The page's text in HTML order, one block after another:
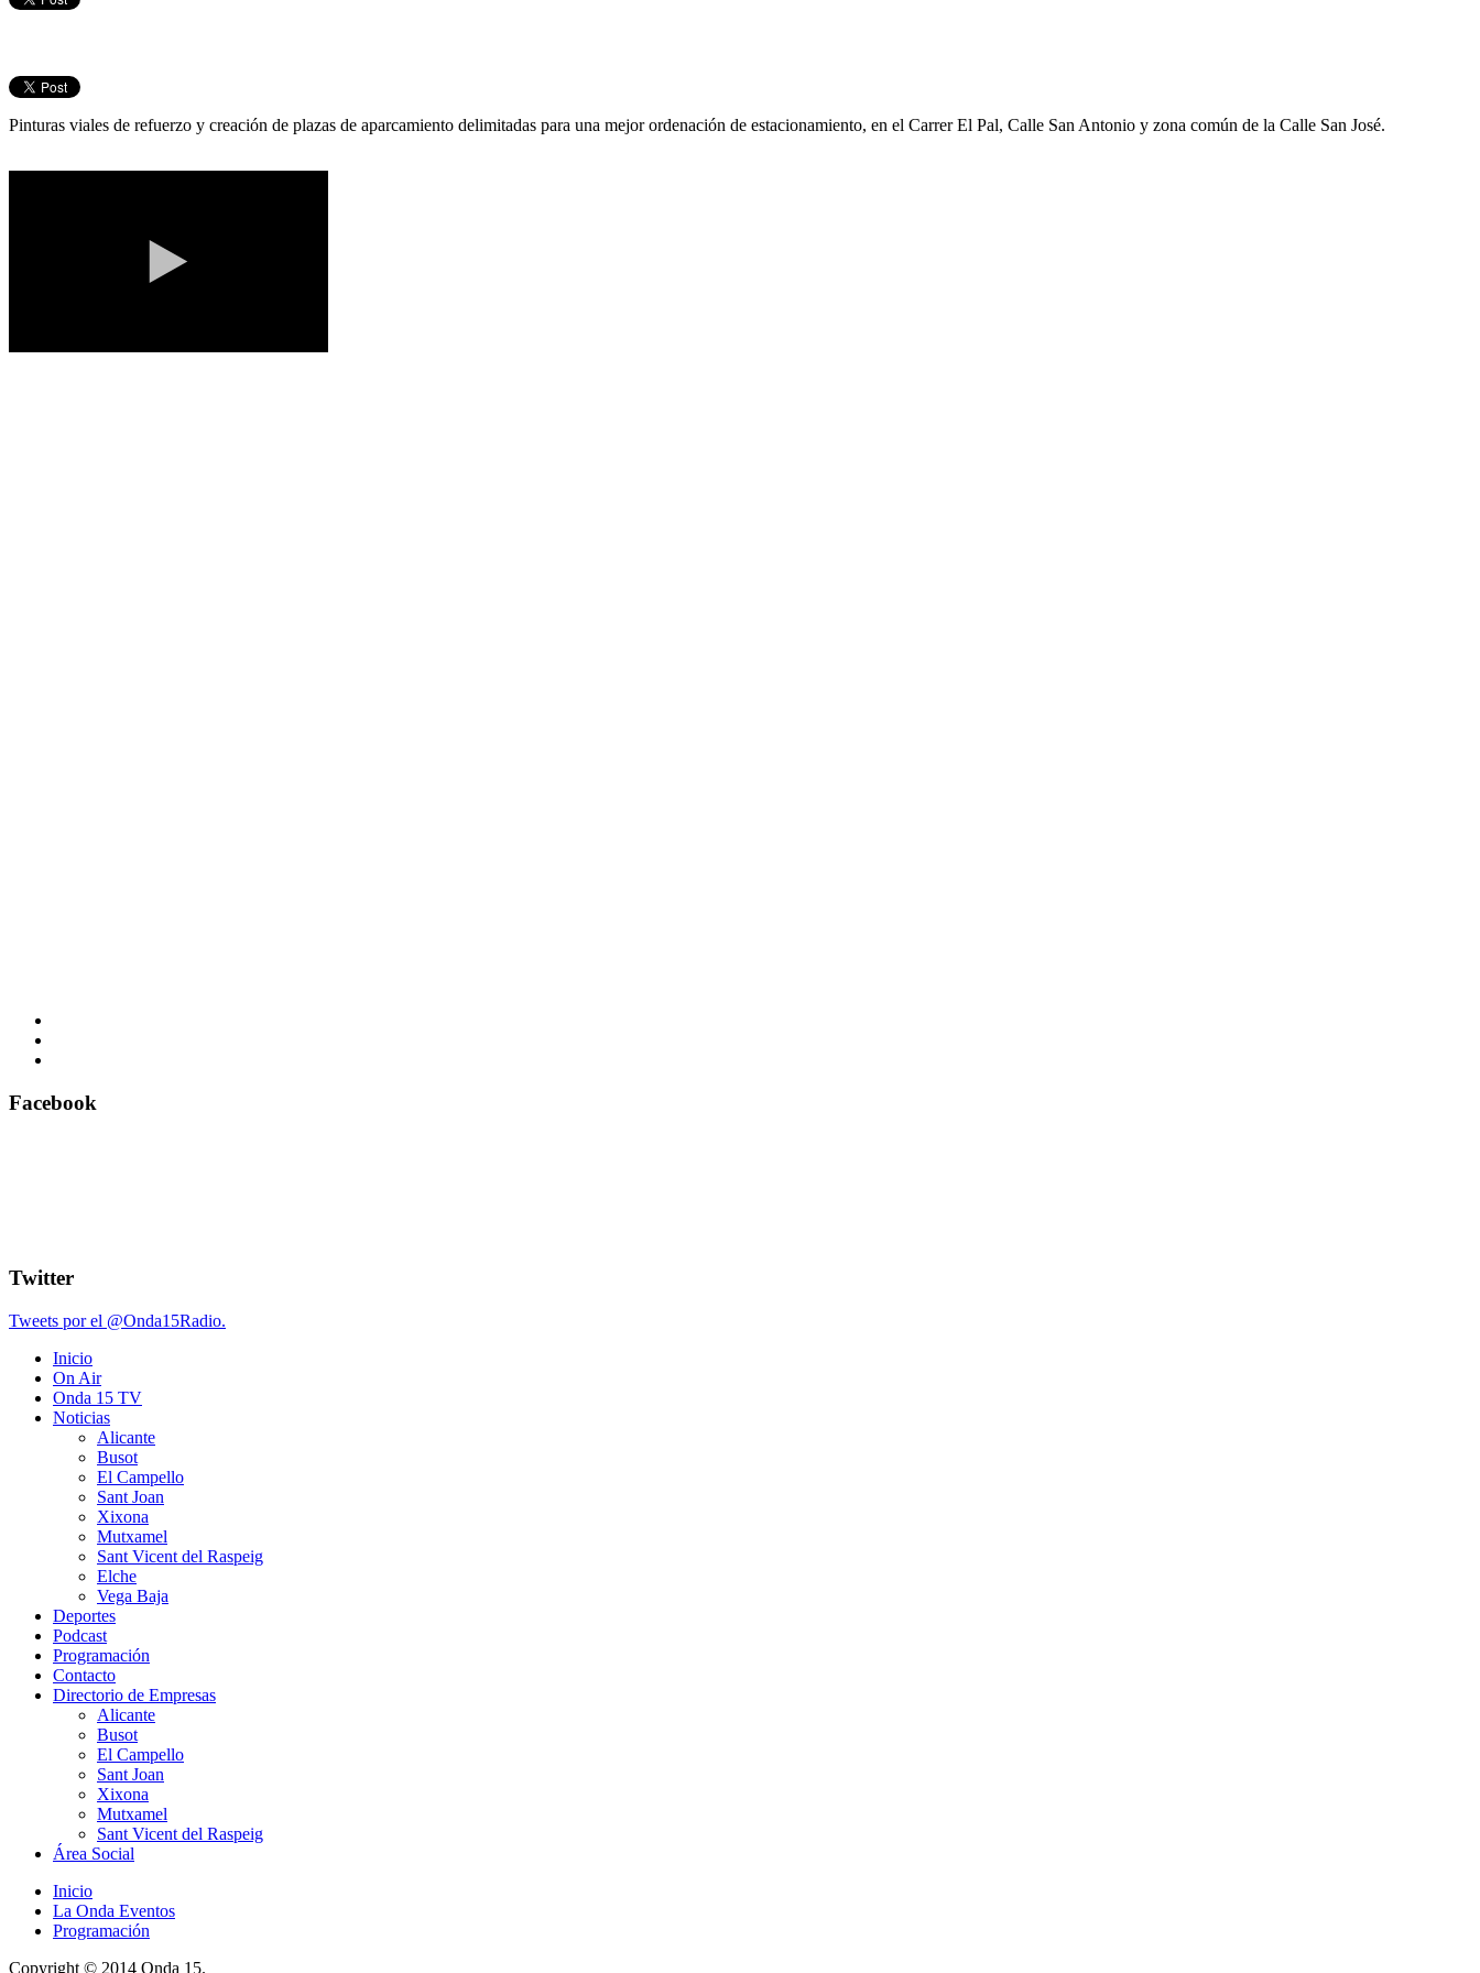
Pinturas viales de refuerzo y creación de plazas de aparcamiento delimitadas para una mejor ordenación de estacionamiento, en el Carrer El Pal, Calle San Antonio y zona común de la Calle San José.
Facebook
Twitter
Tweets por el @Onda15Radio.
Inicio
On Air
Onda 15 TV
Noticias
Alicante
Busot
El Campello
Sant Joan
Xixona
Mutxamel
Sant Vicent del Raspeig
Elche
Vega Baja
Deportes
Podcast
Programación
Contacto
Directorio de Empresas
Alicante
Busot
El Campello
Sant Joan
Xixona
Mutxamel
Sant Vicent del Raspeig
Área Social
Inicio
La Onda Eventos
Programación
Copyright © 2014 Onda 15.